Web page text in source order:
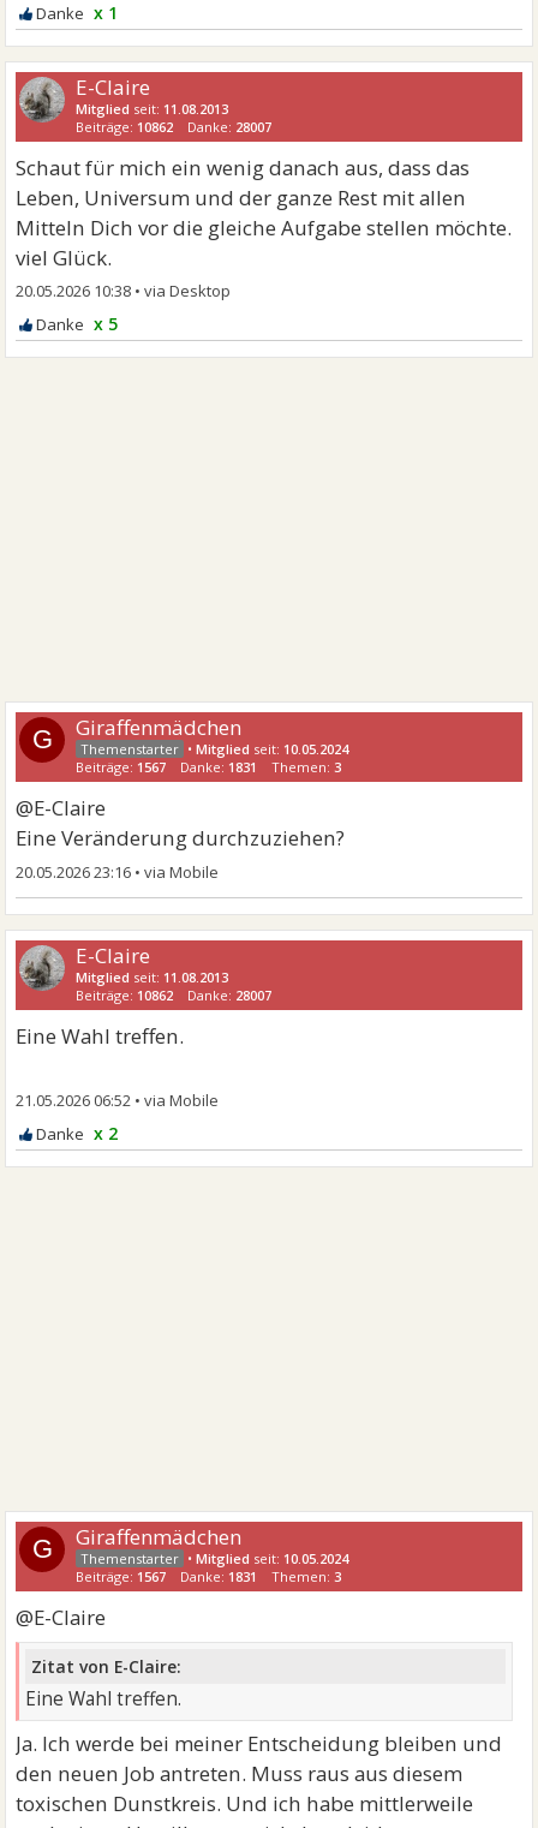
x 1
E-Claire
Mitglied seit: 11.08.2013
Beiträge: 10862 Danke: 28007
Schaut für mich ein wenig danach aus, dass das
Leben, Universum und der ganze Rest mit allen
Mitteln Dich vor die gleiche Aufgabe stellen möchte.
viel Glück.
20.05.2026 10:38 •
x 5
G Giraffenmädchen
•Mitglied seit: 10.05.2024
Beiträge: 1567 Danke: 1831 Themen:3
@E-Claire
Eine Veränderung durchzuziehen?
20.05.2026 23:16 •
E-Claire
Mitglied seit: 11.08.2013
Beiträge: 10862 Danke: 28007
Eine Wahl treffen.
21.05.2026 06:52 •
x 2
G Giraffenmädchen
•Mitglied seit: 10.05.2024
Beiträge: 1567 Danke: 1831 Themen: 3
@E-Claire
Zitat von E-Claire:
Eine Wahl treffen.
Ja. Ich werde bei meiner Entscheidung bleiben und
den neuen Job antreten. Muss raus aus diesem
toxischen Dunstkreis. Und ich habe mittlerweile